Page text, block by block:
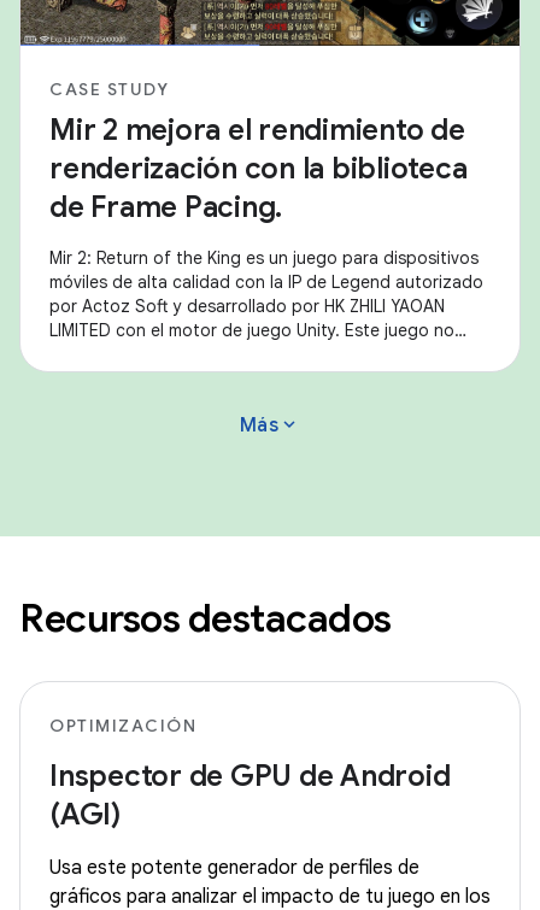
CASE STUDY
Mir 2 mejora el rendimiento de
renderización con la biblioteca
de Frame Pacing.
Mir 2: Return of the King es un juego para dispositivos
móviles de alta calidad con la IP de Legend autorizado
por Actoz Soft y desarrollado por HK ZHILI YAOAN
LIMITED con el motor de juego Unity. Este juego no
Más expand_more
Recursos destacados
OPTIMIZACIÓN
Inspector de GPU de Android
(AGI)
Usa este potente generador de perfiles de
gráficos para analizar el impacto de tu juego en los